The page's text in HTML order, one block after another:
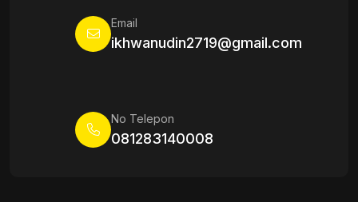
Email
ikhwanudin2719@gmail.com
No Telepon
081283140008